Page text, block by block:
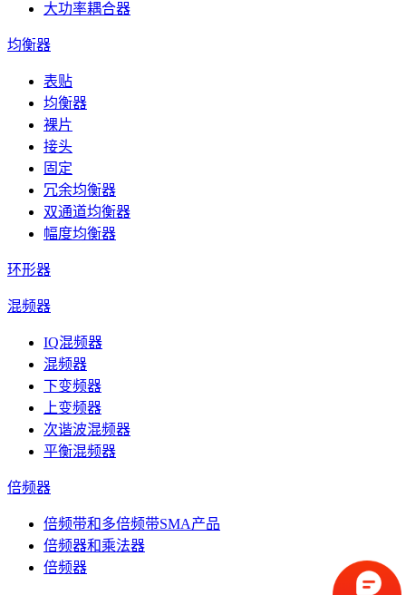
大功率耦合器
均衡器
表贴
均衡器
裸片
接头
固定
冗余均衡器
双通道均衡器
幅度均衡器
环形器
混频器
IQ混频器
混频器
下变频器
上变频器
次谐波混频器
平衡混频器
倍频器
倍频带和多倍频带SMA产品
倍频器和乘法器
倍频器